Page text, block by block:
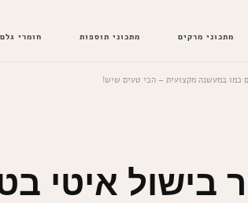
מתכוני מרקים מתכוני תוספות חומרי גלם
כמו במעשנה מקצועית – הכי טעים שיש!
בישול איטי